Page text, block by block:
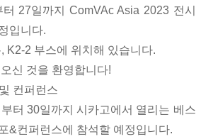
27일까지 ComVAc Asia 2023 전시
입니다.
K2-2 부스에 위치해 있습니다.
신 것을 환영합니다!
컨퍼런스
터 30일까지 시카고에서 열리는 베스
&컨퍼런스에 참석할 예정입니다.